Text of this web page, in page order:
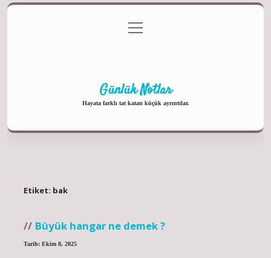
Gizlilik Politikası
menüyü
aç
Günlük Notlar
Hayata farklı tat katan küçük ayrıntılar.
Etiket: bak
Büyük hangar ne demek ?
Tarih: Ekim 8, 2025